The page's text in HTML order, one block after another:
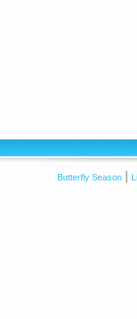
Butterfly Season